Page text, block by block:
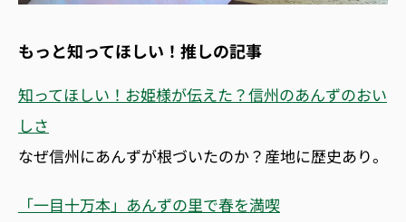
もっと知ってほしい！推しの記事
知ってほしい！お姫様が伝えた？信州のあんずのおい
しさ
なぜ信州にあんずが根づいたのか？産地に歴史あり。
「一目十万本」あんずの里で春を満喫